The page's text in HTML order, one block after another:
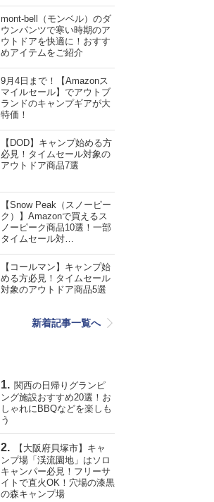
mont-bell（モンベル）のダ
ウンパンツで寒い時期のア
ウトドアを快適に！おすす
めアイテムをご紹介
9月4日まで！【Amazonス
マイルセール】でアウトブ
ランドのキャンプギアが大
特価！
【DOD】キャンプ始める方
必見！タイムセール対象の
アウトドア商品7選
【Snow Peak（スノーピー
ク）】Amazonで買えるス
ノーピーク商品10選！一部
タイムセール対…
【コールマン】キャンプ始
める方必見！タイムセール
対象のアウトドア商品5選
新着記事一覧へ
関西の日帰りグランピ
ング施設おすすめ20選！お
しゃれにBBQなどを楽しも
う
【大阪府貝塚市】キャ
ンプ場「渓流園地」はソロ
キャンパー必見！フリーサ
イトで直火OK！穴場の漆黒
の森キャンプ場